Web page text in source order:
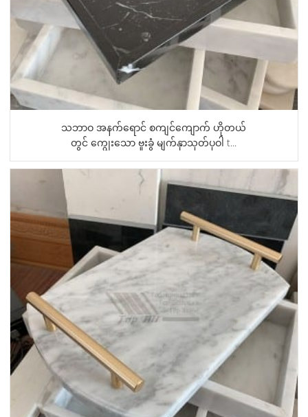
သဘာဝ အနက်ရောင် စကျင်ကျောက် ဟိုတယ်
တွင် ကျွေးသော ဗူးခွံ မျက်နှာသုတ်ပုဝါ t...